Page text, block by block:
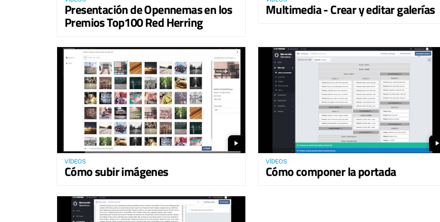
Presentación de Opennemas en los
Premios Top100 Red Herring
Multimedia - Crear y editar galerías
play_arrow
VÍDEOS
Cómo subir imágenes
play_arrow
VÍDEOS
Cómo componer la portada